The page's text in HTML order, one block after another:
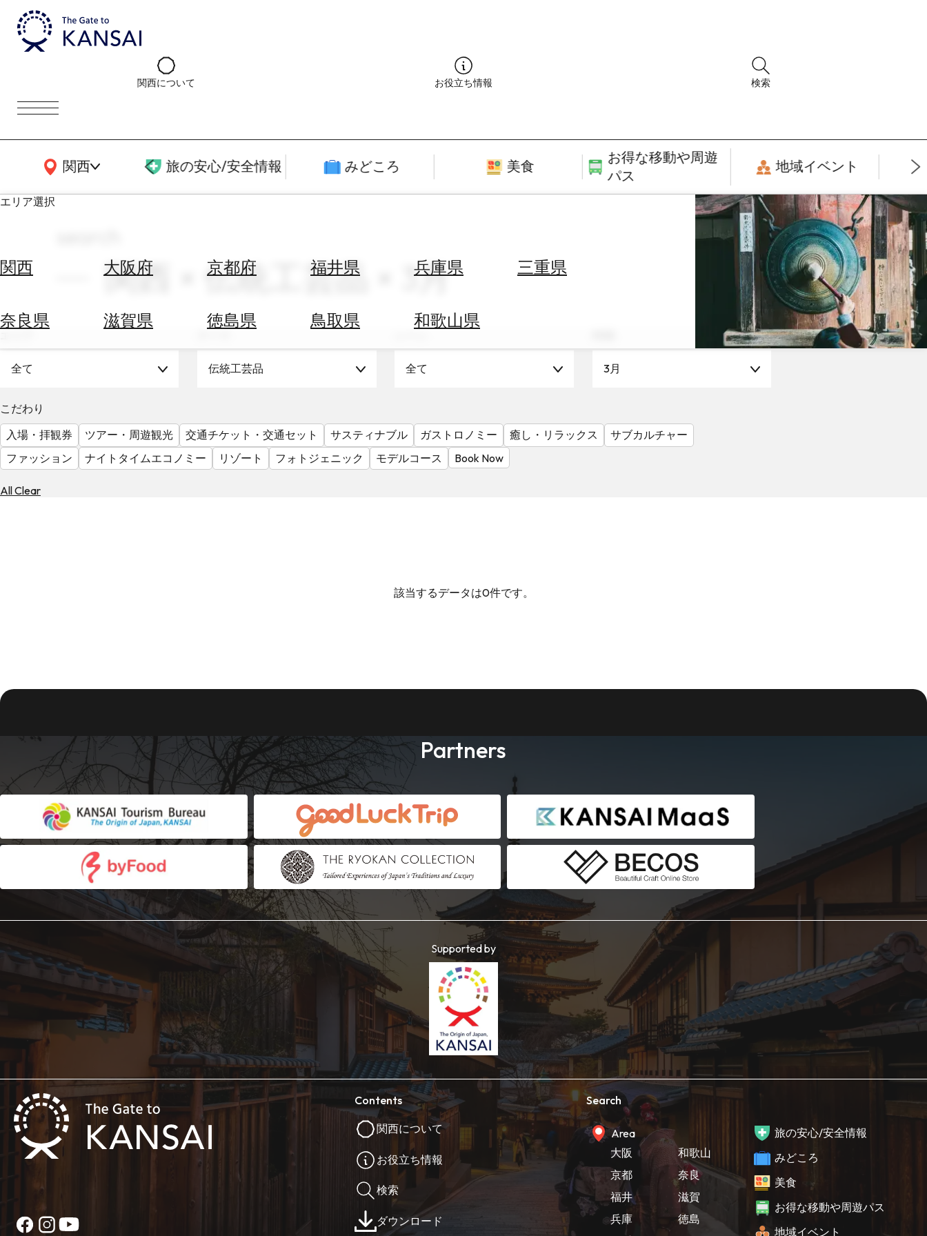
関西について お役立ち情報 検索
関西
関西広域MAP 旅の安心/安全情報 みどころ 美食
お得な移動や周遊
パス
地域イベント
エリア選択
関西 大阪府 京都府 福井県 兵庫県 三重県
奈良県 滋賀県 徳島県 鳥取県 和歌山県
ホ
す
替
を
調
べ
天
関西 × 伝統工芸品 × 3月
全て 伝統工芸品 全て 3月
こだわり
入場・拝観券
ツアー・周遊観光 交通チケット・交通セット サスティナブル ガストロノミー 癒し・リラックス
サブカルチャー
ファッション
ナイトタイムエコノミー リゾート フォトジェニック モデルコース Book Now
All Clear
該当するデータは0件です。
Partners
Supported by
Contents
関西について
お役立ち情報
検索
ダウンロード
Search
Area
大阪
京都
福井
兵庫
和歌山
奈良
滋賀
徳島
旅の安心/安全情報
みどころ
美食
お得な移動や周遊パス
地域イベント